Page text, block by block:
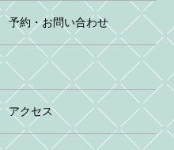
予約・お問い合わせ
アクセス